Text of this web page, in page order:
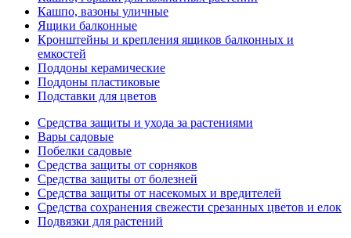
Кашпо, вазоны уличные
Ящики балконные
Кронштейны и крепления ящиков балконных и
емкостей
Поддоны керамические
Поддоны пластиковые
Подставки для цветов
Средства защиты и ухода за растениями
Вары садовые
Побелки садовые
Средства защиты от сорняков
Средства защиты от болезней
Средства защиты от насекомых и вредителей
Средства сохранения свежести срезанных цветов и елок
Подвязки для растений